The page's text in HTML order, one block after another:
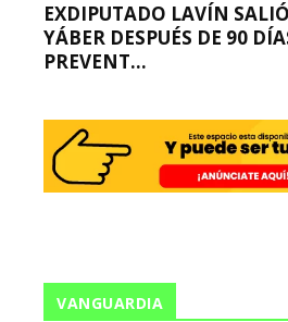
EXDIPUTADO LAVÍN
YÁBER DESPUÉS DE 90
PREVENT...
VANGUARDIA